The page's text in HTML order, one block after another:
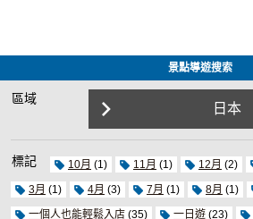
景點導遊搜索
區域
日本
標記 10月 (1) 11月 (1) 12月 (2)
3月 (1) 4月 (3) 7月 (1) 8月 (1)
一個人也能輕鬆入店 (35) 一日遊 (23)